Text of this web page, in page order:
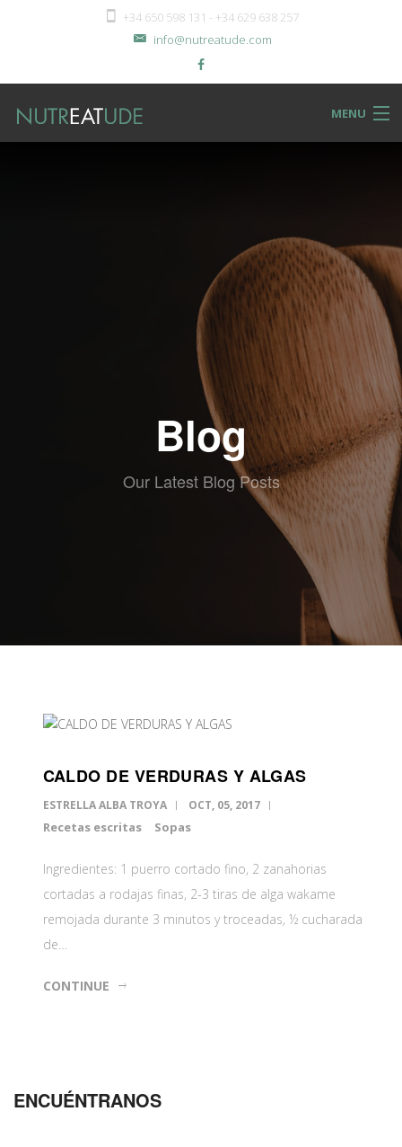
+34 650 598 131 - +34 629 638 257
info@nutreatude.com
MENU
Back
RECIPeatS
RECETAS
ESCRITAS
VIDEO
RECETAS
KIDS
Blog
Our Latest Blog Posts
CALDO DE VERDURAS Y ALGAS
ESTRELLA ALBA TROYA OCT, 05, 2017
Recetas escritas Sopas
Ingredientes: 1 puerro cortado fino, 2 zanahorias
cortadas a rodajas finas, 2-3 tiras de alga wakame
remojada durante 3 minutos y troceadas, ½ cucharada
de…
CONTINUE
ENCUÉNTRANOS